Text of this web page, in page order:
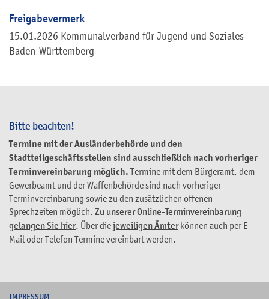
Bitte beachten!
Termine mit der Ausländerbehörde und den
Stadtteilgeschäftsstellen sind ausschließlich nach vorheriger
Terminvereinbarung möglich. Termine mit dem Bürgeramt, dem
Gewerbeamt und der Waffenbehörde sind nach vorheriger
Terminvereinbarung sowie zu den zusätzlichen offenen
Sprechzeiten möglich. Zu unserer Online-Terminvereinbarung
gelangen Sie hier. Über diejeweiligen Ämterkönnen auch per E-
Mail oder Telefon Termine vereinbart werden.
Freigabevermerk
15.01.2026 Kommunalverband für Jugend und Soziales
Baden-Württemberg
IMPRESSUM